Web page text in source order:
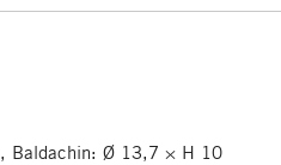
Baldachin: Ø 13,7 × H 10